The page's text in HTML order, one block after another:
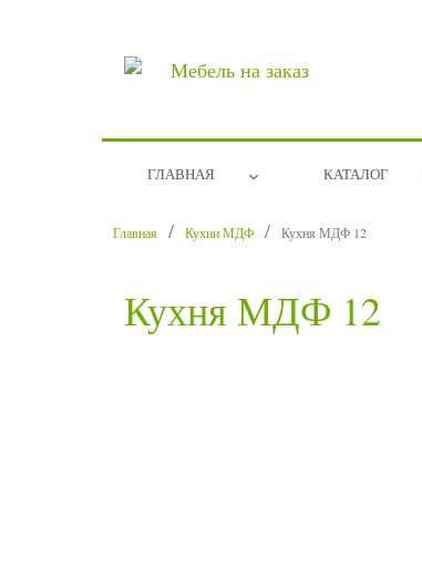
ГЛАВНАЯ КАТАЛОГ
Главная Кухни МДФ Кухня МДФ 12
Кухня МДФ 12